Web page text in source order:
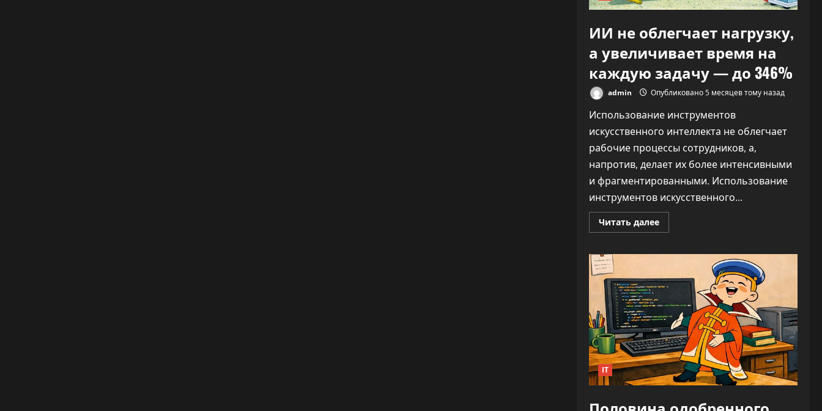
ИИ не облегчает нагрузку,
а увеличивает время на
каждую задачу — до 346%
admin Опубликовано 5 месяцев тому назад
Использование инструментов
искусственного интеллекта не облегчает
рабочие процессы сотрудников, а,
напротив, делает их более интенсивными
и фрагментированными. Использование
инструментов искусственного...
Читать далееПрочитать
больше
не
а
увеличивает
на
каждую
задачу
—
до
346%
IT